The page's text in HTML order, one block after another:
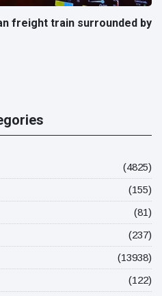
freight train surrounded by
(4825)
(155)
(81)
(237)
(13938)
(122)